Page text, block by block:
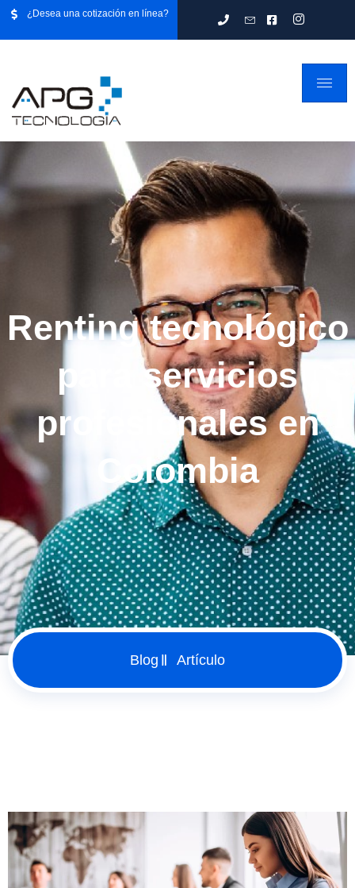
¿Desea una cotización en línea?
Renting tecnológico
para servicios
profesionales en
Colombia
Blog Artículo